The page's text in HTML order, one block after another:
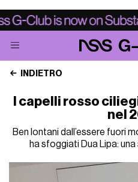
INDIETRO
I capelli rosso
nel
Ben lontani dall’essere fuori
ha sfoggiati Dua Lipa: